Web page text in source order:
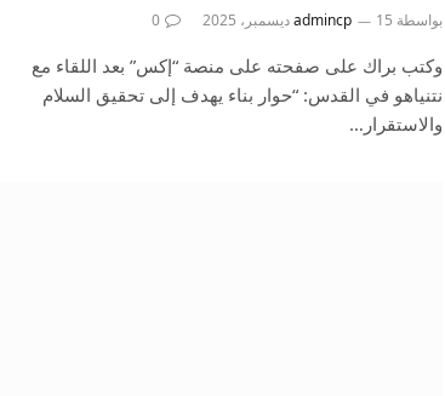
بواسطة admincp 15 ديسمبر، 2025 0
وكتب براك على صفحته على منصة “إكس” بعد اللقاء مع
نتنياهو في القدس: “حوار بناء يهدف إلى تحقيق السلام
والاستقرار…